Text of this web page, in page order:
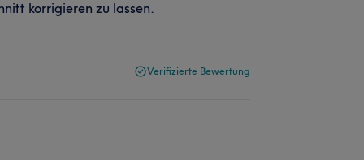
korrigieren zu lassen.
Verifizierte Bewertung